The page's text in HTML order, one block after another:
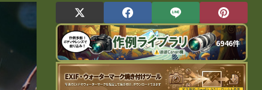
6946件